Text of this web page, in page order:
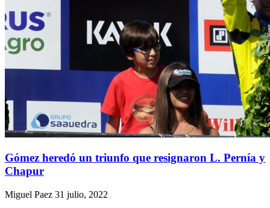
Gómez heredó un triunfo que resignaron L. Pernía y
Chapur
Miguel Paez 31 julio, 2022